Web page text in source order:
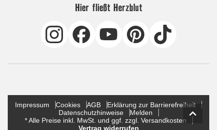
Hier fließt Herzblut
Impressum Cookies AGB
Erklärung zur Barrierefreiheit
Datenschutzhinweise
Melden
* Alle Preise inkl. MwSt. und ggf. zzgl. Versandkosten
Vertrag widerrufen